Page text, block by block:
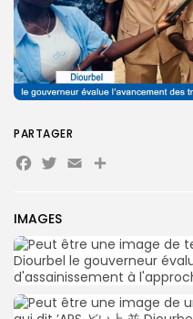
Search
for:
IMAGES
PARTAGER
Facebook
Twitter
EmailPartager